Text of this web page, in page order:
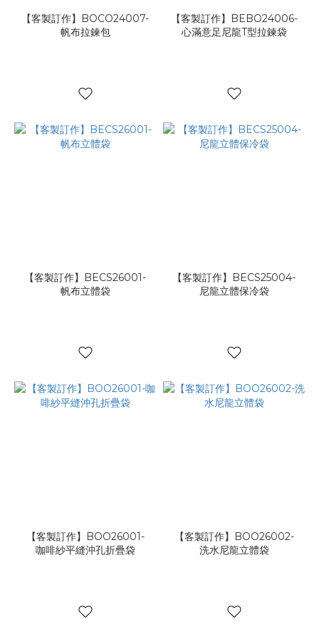
【客製訂作】BOCO24007-
帆布拉鍊包
【客製訂作】BEBO24006-
心滿意足尼龍T型拉鍊袋
【客製訂作】BECS26001-
帆布立體袋
【客製訂作】BECS25004-
尼龍立體保冷袋
【客製訂作】BOO26001-
咖啡紗平縫沖孔折疊袋
【客製訂作】BOO26002-
洗水尼龍立體袋